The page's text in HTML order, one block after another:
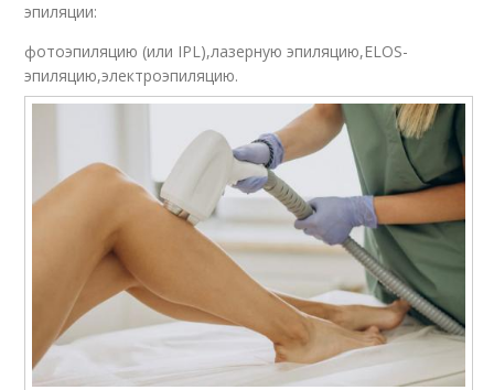
эпиляции:
фотоэпиляцию (или IPL),лазерную эпиляцию,ELOS-
эпиляцию,электроэпиляцию.